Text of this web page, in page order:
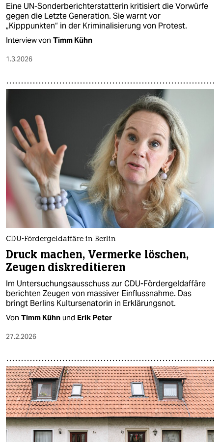
Eine UN-Sonderberichterstatterin kritisiert die Vorwürfe
gegen die Letzte Generation. Sie warnt vor
„Kipppunkten“ in der Kriminalisierung von Protest.
Interview von Timm Kühn
1.3.2026
CDU-Fördergeldaffäre in Berlin
Druck machen, Vermerke löschen,
Zeugen diskreditieren
Im Untersuchungsausschuss zur CDU-Fördergeldaffäre
berichten Zeu­gen von massiver Einflussnahme. Das
bringt Berlins Kultursenatorin in Erklärungsnot.
Von Timm Kühn und Erik Peter
27.2.2026